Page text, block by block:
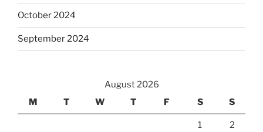
October 2024
September 2024
August 2026
M
T W T F S S
1 2